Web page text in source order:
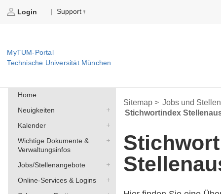
Login | Support
MyTUM-Portal
Technische Universität München
Home
Neuigkeiten
Kalender
Wichtige Dokumente &
Verwaltungsinfos
Jobs/Stellenangebote
Online-Services & Logins
Sitemap > Jobs und
Stichwortindex